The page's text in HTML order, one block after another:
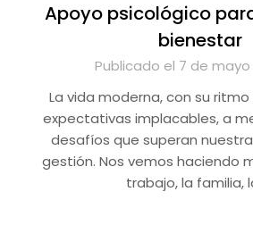
Apoyo psicológico
bienestar
Publicado el 7 de mayo
La vida moderna, con su
expectativas implacables, a
desafíos que superan
gestión. Nos vemos haciendo
trabajo, la familia,